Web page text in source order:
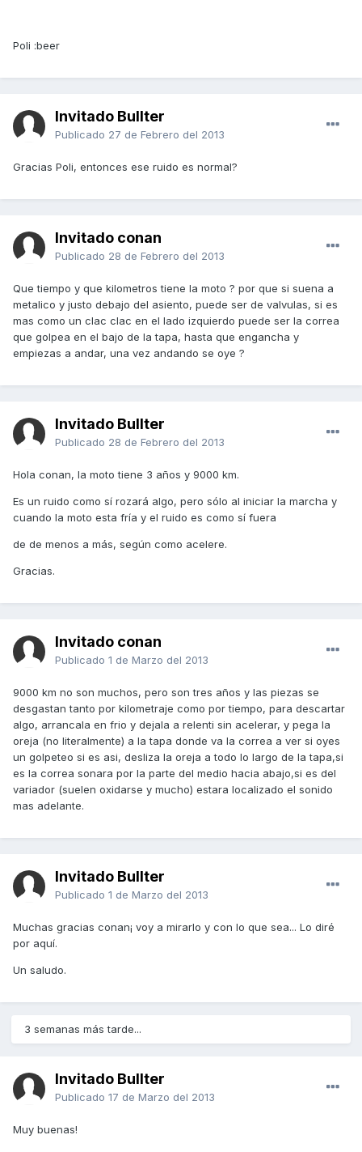
Poli :beer
Invitado Bullter
Publicado 27 de Febrero del 2013
Gracias Poli, entonces ese ruido es normal?
Invitado conan
Publicado 28 de Febrero del 2013
Que tiempo y que kilometros tiene la moto ? por que si suena a
metalico y justo debajo del asiento, puede ser de valvulas, si es
mas como un clac clac en el lado izquierdo puede ser la correa
que golpea en el bajo de la tapa, hasta que engancha y
empiezas a andar, una vez andando se oye ?
Invitado Bullter
Publicado 28 de Febrero del 2013
Hola conan, la moto tiene 3 años y 9000 km.
Es un ruido como sí rozará algo, pero sólo al iniciar la marcha y
cuando la moto esta fría y el ruido es como sí fuera
de de menos a más, según como acelere.
Gracias.
Invitado conan
Publicado 1 de Marzo del 2013
9000 km no son muchos, pero son tres años y las piezas se
desgastan tanto por kilometraje como por tiempo, para descartar
algo, arrancala en frio y dejala a relenti sin acelerar, y pega la
oreja (no literalmente) a la tapa donde va la correa a ver si oyes
un golpeteo si es asi, desliza la oreja a todo lo largo de la tapa,si
es la correa sonara por la parte del medio hacia abajo,si es del
variador (suelen oxidarse y mucho) estara localizado el sonido
mas adelante.
Invitado Bullter
Publicado 1 de Marzo del 2013
Muchas gracias conan¡ voy a mirarlo y con lo que sea... Lo diré
por aquí.
Un saludo.
3 semanas más tarde...
Invitado Bullter
Publicado 17 de Marzo del 2013
Muy buenas!